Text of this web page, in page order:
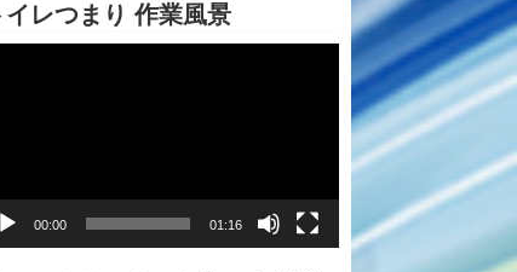
イレつまり 作業風景
00:00 01:16